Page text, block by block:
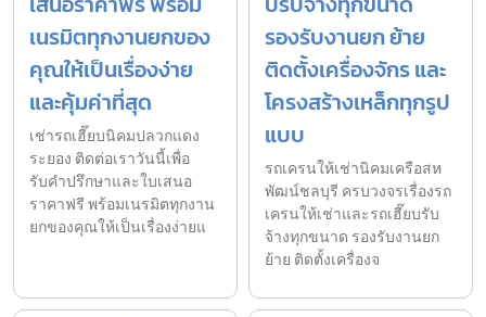
เนรมิตทุกงานยกของ
คุณให้เป็นเรื่องง่าย
และคุ้มค่าที่สุด
เช่ารถเฮี๊ยบนิคมปลวกแดง
ระยอง ติดต่อเราวันนี้เพื่อ
รับคำปรึกษาและใบเสนอ
ราคาฟรี พร้อมเนรมิตทุกงาน
ยกของคุณให้เป็นเรื่องง่ายแ
รองรับงานยก ย้าย
ติดตั้งเครื่องจักร และ
โครงสร้างเหล็กทุกรูป
แบบ
รถเครนให้เช่านิคมเครือสห
พัฒน์ชลบุรี ครบวงจรเรื่องรถ
เครนให้เช่าและรถเฮี๊ยบรับ
จ้างทุกขนาด รองรับงานยก
ย้าย ติดตั้งเครื่องจ